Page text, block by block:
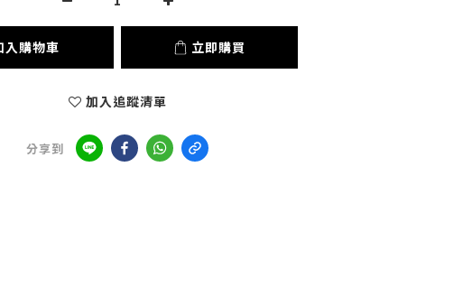
入購物車 立即購買
加入追蹤清單
分享到